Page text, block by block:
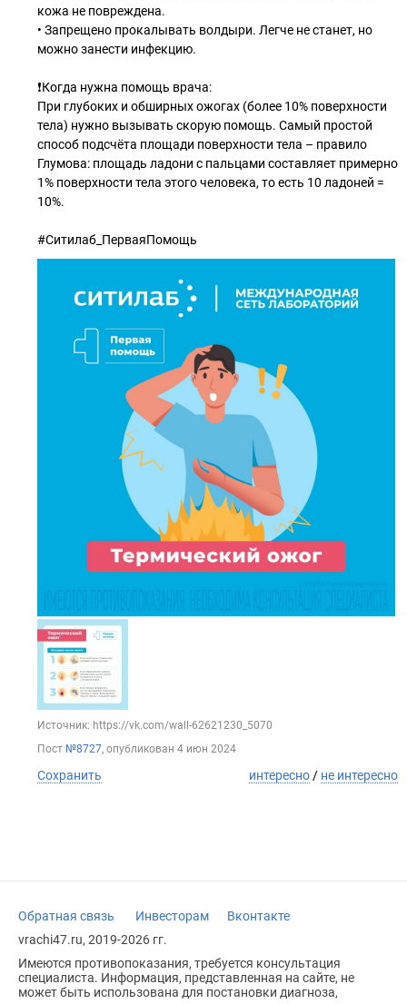
кожа не повреждена.
• Запрещено прокалывать волдыри. Легче не станет, но
можно занести инфекцию.
❗Когда нужна помощь врача:
При глубоких и обширных ожогах (более 10% поверхности
тела) нужно вызывать скорую помощь. Cамый простой
способ подсчёта площади поверхности тела – правило
Глумова: площадь ладони с пальцами составляет примерно
1% поверхности тела этого человека, то есть 10 ладоней =
10%.
#Ситилаб_ПерваяПомощь
Источник: https://vk.com/wall-62621230_5070
Пост №8727, опубликован 4 июн 2024
Сохранить интересно / не интересно
Обратная связь Инвесторам
Вконтакте
vrachi47.ru, 2019-2026 гг.
Имеются противопоказания, требуется консультация
специалиста. Информация, представленная на сайте, не
может быть использована для постановки диагноза,